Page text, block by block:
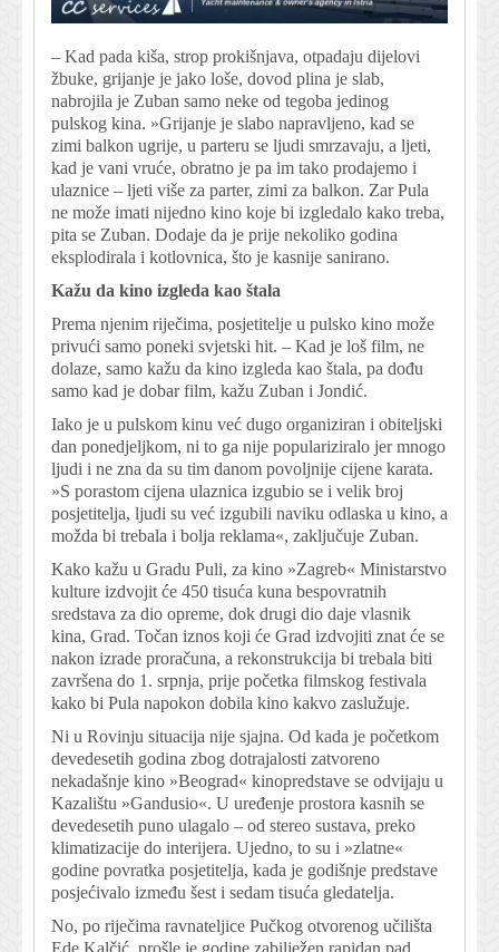
– Kad pada kiša, strop prokišnjava, otpadaju dijelovi
žbuke, grijanje je jako loše, dovod plina je slab,
nabrojila je Zuban samo neke od tegoba jedinog
pulskog kina. »Grijanje je slabo napravljeno, kad se
zimi balkon ugrije, u parteru se ljudi smrzavaju, a ljeti,
kad je vani vruće, obratno je pa im tako prodajemo i
ulaznice – ljeti više za parter, zimi za balkon. Zar Pula
ne može imati nijedno kino koje bi izgledalo kako treba,
pita se Zuban. Dodaje da je prije nekoliko godina
eksplodirala i kotlovnica, što je kasnije sanirano.
Kažu da kino izgleda kao štala
Prema njenim riječima, posjetitelje u pulsko kino može
privući samo poneki svjetski hit. – Kad je loš film, ne
dolaze, samo kažu da kino izgleda kao štala, pa dođu
samo kad je dobar film, kažu Zuban i Jondić.
Iako je u pulskom kinu već dugo organiziran i obiteljski
dan ponedjeljkom, ni to ga nije populariziralo jer mnogo
ljudi i ne zna da su tim danom povoljnije cijene karata.
»S porastom cijena ulaznica izgubio se i velik broj
posjetitelja, ljudi su već izgubili naviku odlaska u kino, a
možda bi trebala i bolja reklama«, zaključuje Zuban.
Kako kažu u Gradu Puli, za kino »Zagreb« Ministarstvo
kulture izdvojit će 450 tisuća kuna bespovratnih
sredstava za dio opreme, dok drugi dio daje vlasnik
kina, Grad. Točan iznos koji će Grad izdvojiti znat će se
nakon izrade proračuna, a rekonstrukcija bi trebala biti
završena do 1. srpnja, prije početka filmskog festivala
kako bi Pula napokon dobila kino kakvo zaslužuje.
Ni u Rovinju situacija nije sjajna. Od kada je početkom
devedesetih godina zbog dotrajalosti zatvoreno
nekadašnje kino »Beograd« kinopredstave se odvijaju u
Kazalištu »Gandusio«. U uređenje prostora kasnih se
devedesetih puno ulagalo – od stereo sustava, preko
klimatizacije do interijera. Ujedno, to su i »zlatne«
godine povratka posjetitelja, kada je godišnje predstave
posjećivalo između šest i sedam tisuća gledatelja.
No, po riječima ravnateljice Pučkog otvorenog učilišta
Ede Kalčić, prošle je godine zabilježen rapidan pad